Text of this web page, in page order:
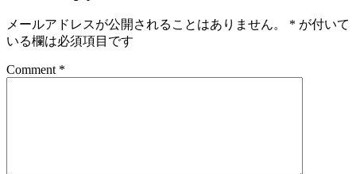
メールアドレスが公開されることはありません。 * が付いて
いる欄は必須項目です
Comment *